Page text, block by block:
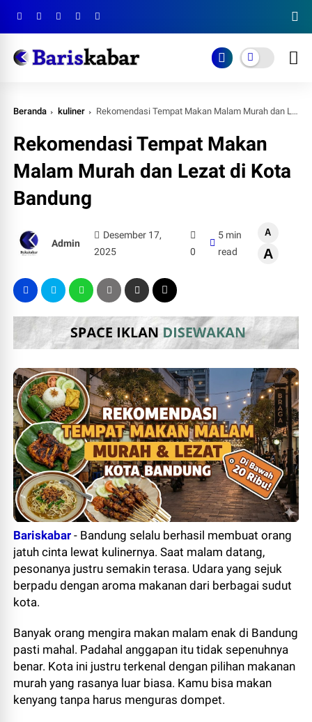
Beranda kuliner Rekomendasi Tempat Makan Malam Murah dan Lezat di Kota Bandung
Rekomendasi Tempat Makan
Malam Murah dan Lezat di Kota
Bandung
Admin
Desember 17,
2025
0
5 min
read
A
A
Bariskabar - Bandung selalu berhasil membuat orang
jatuh cinta lewat kulinernya. Saat malam datang,
pesonanya justru semakin terasa. Udara yang sejuk
berpadu dengan aroma makanan dari berbagai sudut
kota.
Banyak orang mengira makan malam enak di Bandung
pasti mahal. Padahal anggapan itu tidak sepenuhnya
benar. Kota ini justru terkenal dengan pilihan makanan
murah yang rasanya luar biasa. Kamu bisa makan
kenyang tanpa harus menguras dompet.